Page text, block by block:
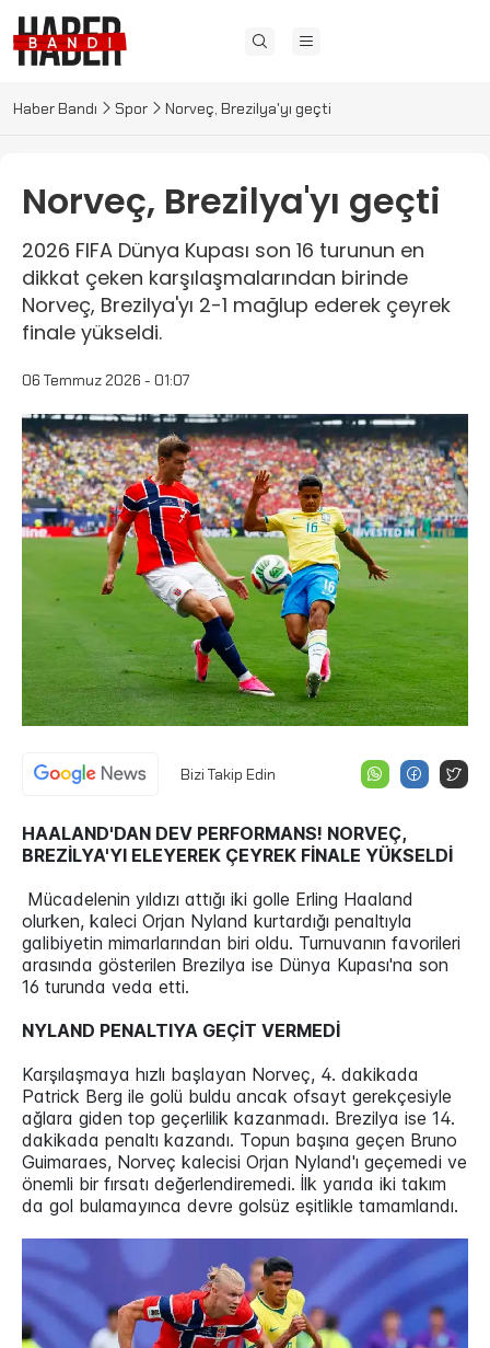
Haber Bandı Spor Norveç, Brezilya'yı geçti
Norveç, Brezilya'yı geçti
2026 FIFA Dünya Kupası son 16 turunun en
dikkat çeken karşılaşmalarından birinde
Norveç, Brezilya'yı 2-1 mağlup ederek çeyrek
finale yükseldi.
06 Temmuz 2026 - 01:07
Bizi Takip Edin
HAALAND'DAN DEV PERFORMANS! NORVEÇ,
BREZİLYA'YI ELEYEREK ÇEYREK FİNALE YÜKSELDİ
Mücadelenin yıldızı attığı iki golle Erling Haaland
olurken, kaleci Orjan Nyland kurtardığı penaltıyla
galibiyetin mimarlarından biri oldu. Turnuvanın favorileri
arasında gösterilen Brezilya ise Dünya Kupası'na son
16 turunda veda etti.
NYLAND PENALTIYA GEÇİT VERMEDİ
Karşılaşmaya hızlı başlayan Norveç, 4. dakikada
Patrick Berg ile golü buldu ancak ofsayt gerekçesiyle
ağlara giden top geçerlilik kazanmadı. Brezilya ise 14.
dakikada penaltı kazandı. Topun başına geçen Bruno
Guimaraes, Norveç kalecisi Orjan Nyland'ı geçemedi ve
önemli bir fırsatı değerlendiremedi. İlk yarıda iki takım
da gol bulamayınca devre golsüz eşitlikle tamamlandı.